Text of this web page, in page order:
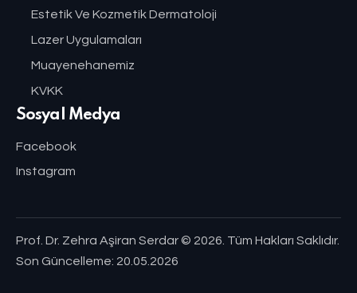
Estetik Ve Kozmetik Dermatoloji
Lazer Uygulamaları
Muayenehanemiz
KVKK
Sosyal Medya
Facebook
Instagram
Prof. Dr. Zehra Aşiran Serdar© 2026. Tüm Hakları Saklıdır.
Son Güncelleme: 20.05.2026